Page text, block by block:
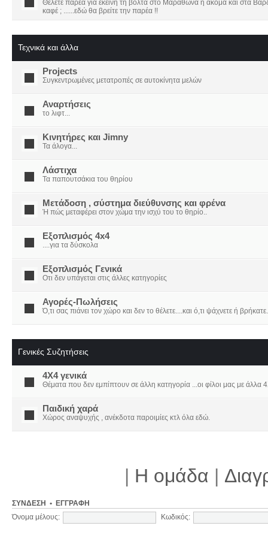
Θέλετε παρέα για εκείνη τη βόλτα στο Μαραθώνα ή ακόμα και στα
καφέ ; ......εδώ θα βρείτε την παρέα !!
Τεχνικά και άλλα
Projects
Συγκεντρωμένες μετατροπές σε αυτοκίνητα μελών
Αναρτήσεις
το λιφτ...
Κινητήρες και Jimny
Τα άλογα...
Λάστιχα
Τα παπουτσάκια του θηρίου
Μετάδοση , σύστημα διεύθυνσης και φρένα
Ή πώς μεταφέρει στον χώμα την ισχύ του το θηρίο..
Εξοπλισμός 4x4
....για τα δύσκολα
Εξοπλισμός Γενικά
Οτι δεν υπάγεται στις άλλες κατηγορίες
Αγορές-Πωλήσεις
Ό,τι σας πιάνει τον χώρο και δεν το θέλετε....και ό,τι ψάχνετε ή
Γενικές Συζητήσεις
4X4 γενικά
Θέματα που δεν εμπίπτουν σε άλλη κατηγορία ...οι φίλοι μας με άλλα
Παιδική χαρά
Χώρος αναψυχής , ανέκδοτα παροιμίες κτλ όλα εδώ.
| Η ομάδα |
ΣΎΝΔΕΣΗ • ΕΓΓΡΑΦΉ
Όνομα μέλους: Κωδικός: